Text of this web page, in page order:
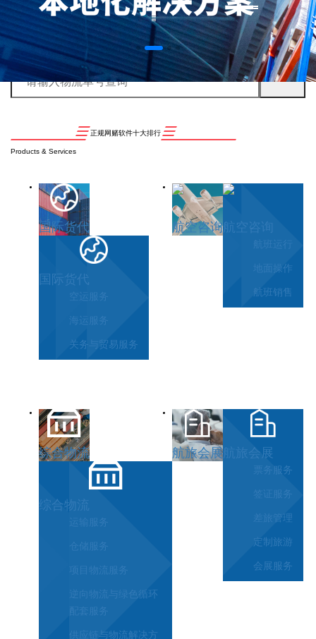
正规网赌软件十大排行
Products & Services
国际货代
国际货代
空运服务
海运服务
关务与贸易服务
航空咨询航空咨询
航班运行
地面操作
航班销售
综合物流
综合物流
运输服务
仓储服务
项目物流服务
逆向物流与绿色循环
配套服务
供应链与物流解决方
航旅会展航旅会展
票务服务
签证服务
差旅管理
定制旅游
会展服务